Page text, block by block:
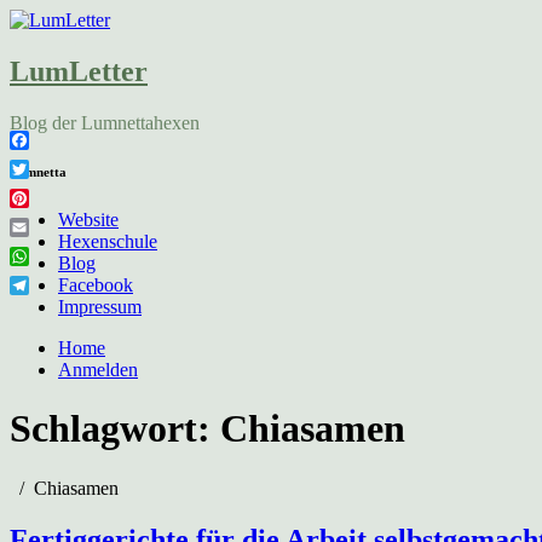
LumLetter
Blog der Lumnettahexen
Lumnetta
Website
Hexenschule
Blog
Facebook
Impressum
Home
Anmelden
Schlagwort: Chiasamen
Chiasamen
Facebook
Twitter
Pinterest
Email
WhatsApp
Telegram